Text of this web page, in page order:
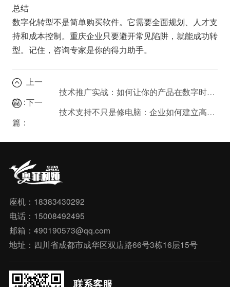
总结
数字化转型不是简单购买软件。它需要全面规划、人才支
持和成本控制。重庆企业只要避开常见陷阱，就能成功转
型。记住，咨询专家是你的得力助手。
上一
篇：
技术推广实战：如何让你的产品在数字时代脱颖而出？
下一
篇：
技术支持不只是修电脑：企业如何建立高效的技术支持体系？
座机：18383430292
电话：15008492495
邮箱：490190573@qq.com
地址：四川省成都市成华区双店路66号3栋16层15号
联系客服